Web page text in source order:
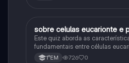
Biologia
sobre celulas eucarionte e
Este quiz aborda as
fundamentais entre células
procariontes.
1°EM 726 0